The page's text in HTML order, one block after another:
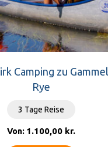
Camping zu Gammel
Rye
3 Tage Reise
Von: 1.100,00 kr.